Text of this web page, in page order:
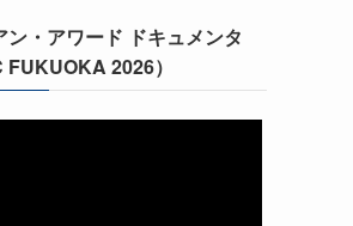
ン・アワード ドキュメンタ
FUKUOKA 2026）